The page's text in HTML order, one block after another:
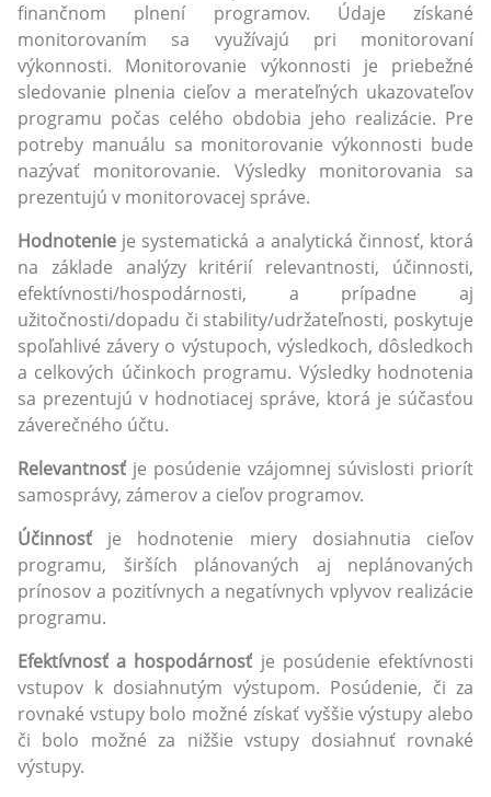
finančnom plnení programov. Údaje získané
monitorovaním sa využívajú pri monitorovaní
výkonnosti. Monitorovanie výkonnosti je priebežné
sledovanie plnenia cieľov a merateľných ukazovateľov
programu počas celého obdobia jeho realizácie. Pre
potreby manuálu sa monitorovanie výkonnosti bude
nazývať monitorovanie. Výsledky monitorovania sa
prezentujú v monitorovacej správe.
Hodnotenie je systematická a analytická činnosť, ktorá
na základe analýzy kritérií relevantnosti, účinnosti,
efektívnosti/hospodárnosti, a prípadne aj
užitočnosti/dopadu či stability/udržateľnosti, poskytuje
spoľahlivé závery o výstupoch, výsledkoch, dôsledkoch
a celkových účinkoch programu. Výsledky hodnotenia
sa prezentujú v hodnotiacej správe, ktorá je súčasťou
záverečného účtu.
Relevantnosťje posúdenie vzájomnej súvislosti priorít
samosprávy, zámerov a cieľov programov.
Účinnosť je hodnotenie miery dosiahnutia cieľov
programu, širších plánovaných aj neplánovaných
prínosov a pozitívnych a negatívnych vplyvov realizácie
programu.
Efektívnosť a hospodárnosťje posúdenie efektívnosti
vstupov k dosiahnutým výstupom. Posúdenie, či za
rovnaké vstupy bolo možné získať vyššie výstupy alebo
či bolo možné za nižšie vstupy dosiahnuť rovnaké
výstupy.